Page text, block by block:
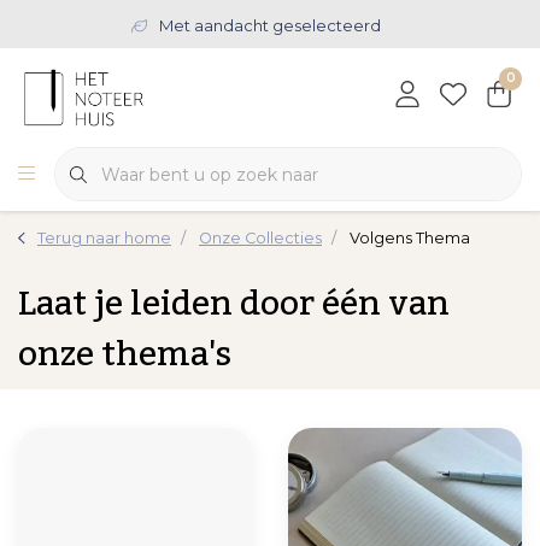
Met aandacht geselecteerd
0
Terug naar home Onze Collecties Volgens Thema
Laat je leiden door één van
onze thema's